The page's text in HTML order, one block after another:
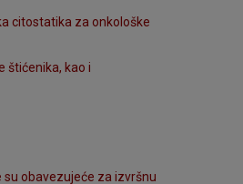
citostatika za onkološke
štićenika, kao i
obavezujeće za izvršnu